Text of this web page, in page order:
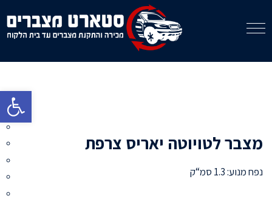
פתח
מצבר לטויוטה יאריס צרפת
נפח מנוע: 1.3 סמ“ק